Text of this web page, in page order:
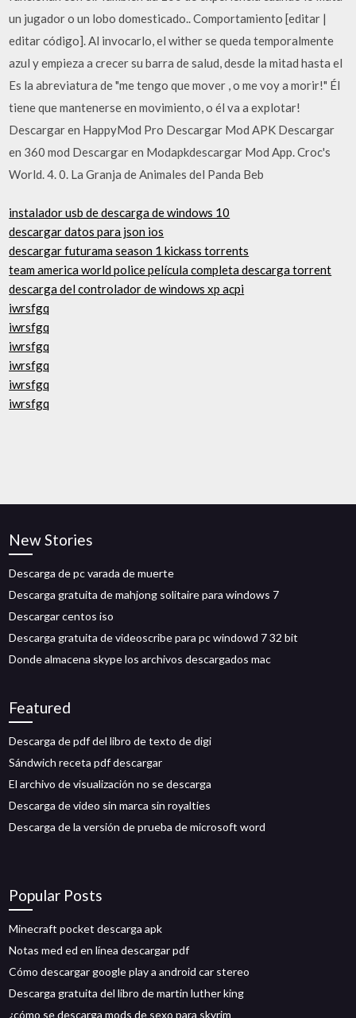
un jugador o un lobo domesticado.. Comportamiento [editar |
editar código]. Al invocarlo, el wither se queda temporalmente
azul y empieza a crecer su barra de salud, desde la mitad hasta el
Es la abreviatura de "me tengo que mover , o me voy a morir!" Él
tiene que mantenerse en movimiento, o él va a explotar!
Descargar en HappyMod Pro Descargar Mod APK Descargar
en 360 mod Descargar en Modapkdescargar Mod App. Croc's
World. 4. 0. La Granja de Animales del Panda Beb
instalador usb de descarga de windows 10
descargar datos para json ios
descargar futurama season 1 kickass torrents
team america world police película completa descarga torrent
descarga del controlador de windows xp acpi
iwrsfgq
iwrsfgq
iwrsfgq
iwrsfgq
iwrsfgq
iwrsfgq
New Stories
Descarga de pc varada de muerte
Descarga gratuita de mahjong solitaire para windows 7
Descargar centos iso
Descarga gratuita de videoscribe para pc windowd 7 32 bit
Donde almacena skype los archivos descargados mac
Featured
Descarga de pdf del libro de texto de digi
Sándwich receta pdf descargar
El archivo de visualización no se descarga
Descarga de video sin marca sin royalties
Descarga de la versión de prueba de microsoft word
Popular Posts
Minecraft pocket descarga apk
Notas med ed en línea descargar pdf
Cómo descargar google play a android car stereo
Descarga gratuita del libro de martin luther king
¿cómo se descarga mods de sexo para skyrim